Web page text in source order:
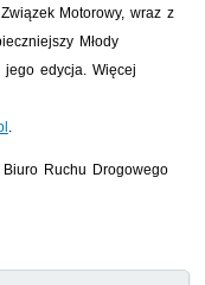
Motorowy, wraz z
Młody
jego edycja. Więcej
.
Ruchu Drogowego